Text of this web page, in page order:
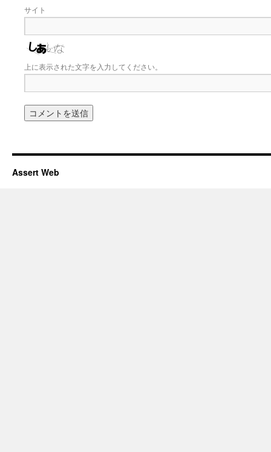
サイト
上に表示された文字を入力してください。
Assert Web